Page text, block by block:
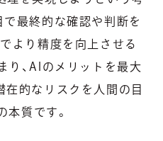
で最終的な確認や判断を
より精度を向上させる
り、AIのメリットを最大
在的なリスクを人間の目
本質です。